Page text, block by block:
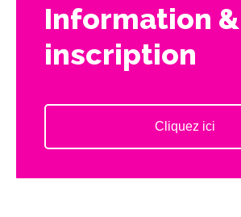
Information &
inscription
Cliquez ici